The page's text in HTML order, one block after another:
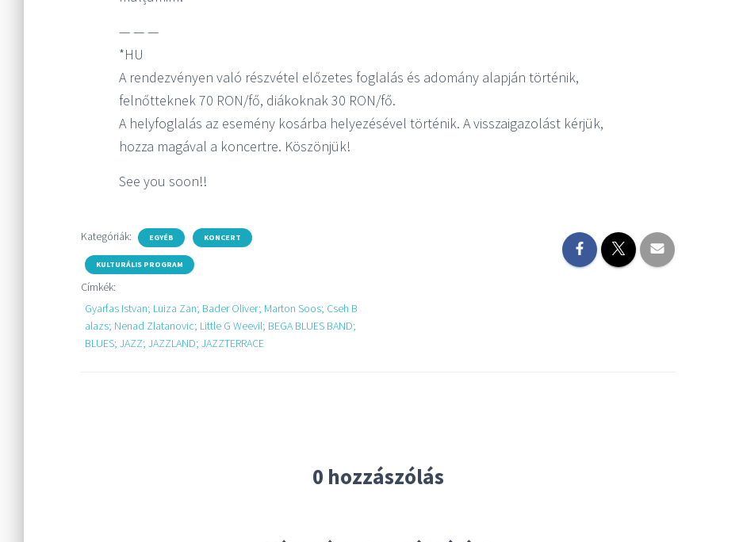
— — —
*HU
A rendezvényen való részvétel előzetes foglalás és adomány alapján történik,
felnőtteknek 70 RON/fő, diákoknak 30 RON/fő.
A helyfoglalás az esemény kosárba helyezésével történik. A visszaigazolást kérjük,
hozza magával a koncertre. Köszönjük!
See you soon!!
Kategóriák: EGYÉB KONCERT
KULTURÁLIS PROGRAM
Címkék:
Gyarfas Istvan; Luiza Zan; Bader Oliver; Marton Soos; Cseh B
alazs; Nenad Zlatanovic; Little G Weevil; BEGA BLUES BAND;
BLUES; JAZZ; JAZZLAND; JAZZTERRACE
0 hozzászólás